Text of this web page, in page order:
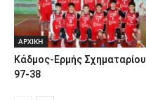
ΑΡΧΙΚΗ
Κάδμος-Ερμής Σχηματαρίου
97-38